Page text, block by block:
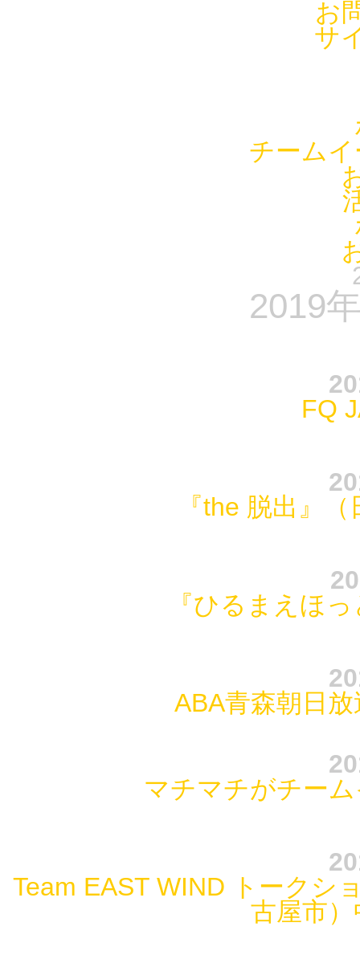
お
サ
チーム
2019
FQ
『the 脱出』
『ひるまえほ
ABA青森朝日
マチマチがチー
Team EAST WIND トークシ
古屋市